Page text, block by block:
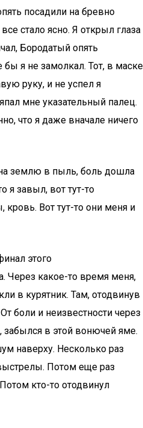
посадили на бревно
стало ясно. Я открыл глаза
Бородатый опять
я не замолкал. Тот, в маске
руку, и не успел я
мне указательный палец.
что я даже вначале ничего
землю в пыль, боль дошла
я завыл, вот тут-то
кровь. Вот тут-то они меня и
этого
Через какое-то время меня,
в курятник. Там, отодвинув
боли и неизвестности через
забылся в этой вонючей яме.
наверху. Несколько раз
Потом еще раз
кто-то отодвинул